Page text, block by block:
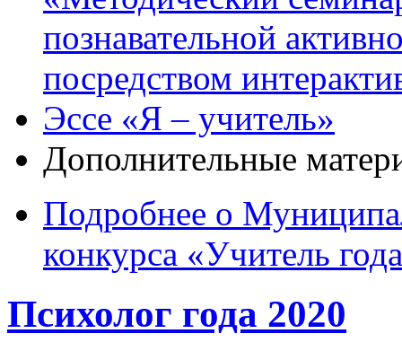
познавательной
посредством
Эссе «Я – учитель»
Дополнительные
Подробнее о
конкурса «Учитель
Психолог года 2020